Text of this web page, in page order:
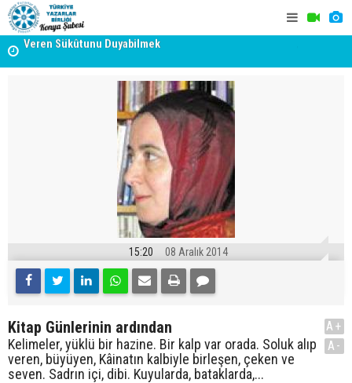
Erzincan’da Kültür ve Edebiyat Zirvesi - Nurettin Topçu
15:20 08 Aralık 2014
Kitap Günlerinin ardından
Kelimeler, yüklü bir hazine. Bir kalp var orada. Soluk alıp
veren, büyüyen, Kâinatın kalbiyle birleşen, çeken ve
seven. Sadrın içi, dibi. Kuyularda, bataklarda,...
A+
A-